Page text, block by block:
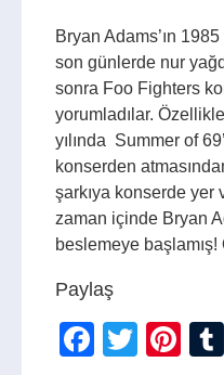
Bryan Adams’ın
son günlerde nur
sonra Foo Fighters
yorumladılar.
yılında Summer of
konserden
şarkıya konserde yer
zaman içinde Bryan
beslemeye
Paylaş